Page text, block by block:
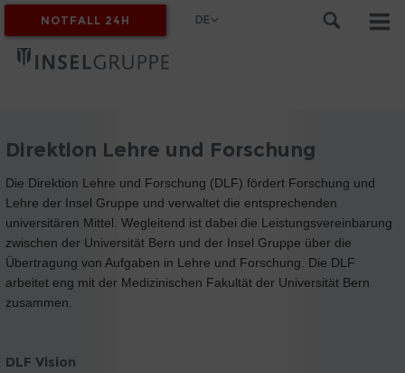
MYINSEL
NOTFALL 24H DE
Direktion Lehre und Forschung
Die Direktion Lehre und Forschung (DLF) fördert Forschung und
Lehre der Insel Gruppe und verwaltet die entsprechenden
universitären Mittel. Wegleitend ist dabei die Leistungsvereinbarung
zwischen der Universität Bern und der Insel Gruppe über die
Übertragung von Aufgaben in Lehre und Forschung. Die DLF
arbeitet eng mit der Medizinischen Fakultät der Universität Bern
zusammen.
DLF Vision